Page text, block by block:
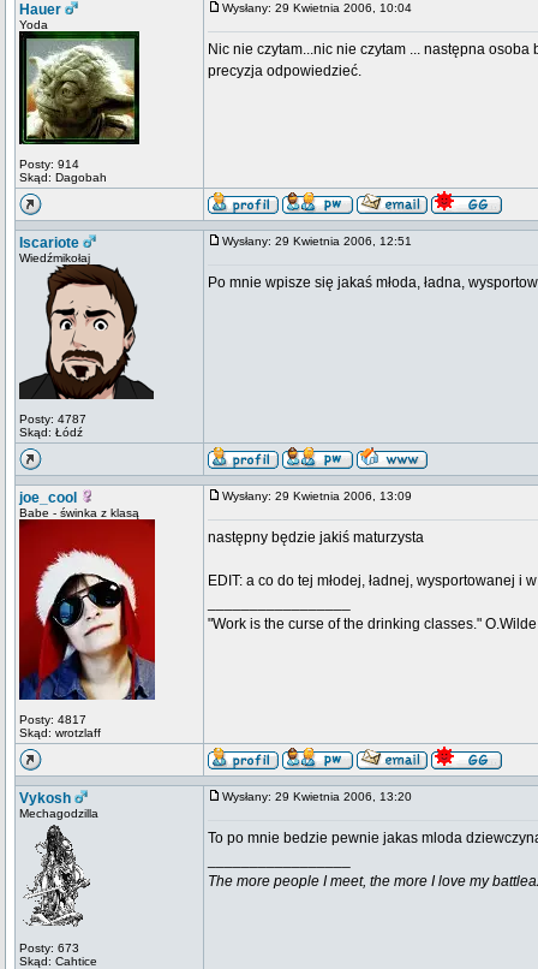
Hauer
Yoda
Posty: 914
Skąd: Dagobah
Wysłany: 29 Kwietnia 2006, 10:04
Nic nie czytam...nic nie czytam ... następna
precyzja odpowiedzieć.
Iscariote
Wiedźmikołaj
Posty: 4787
Skąd: Łódź
Wysłany: 29 Kwietnia 2006, 12:51
Po mnie wpisze się jakaś młoda, ładna,
joe_cool
Babe - świnka z klasą
Posty: 4817
Skąd: wrotzlaff
Wysłany: 29 Kwietnia 2006, 13:09
następny będzie jakiś maturzysta
EDIT: a co do tej młodej, ładnej, wysportowanej
"Work is the curse of the drinking classes." O.Wilde
Vykosh
Mechagodzilla
Posty: 673
Skąd: Cahtice
Wysłany: 29 Kwietnia 2006, 13:20
To po mnie bedzie pewnie jakas mloda
The more people I meet, the more I love my